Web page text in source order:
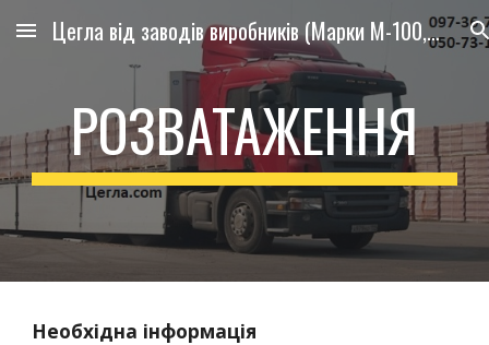
Skip to main content Skip to navigation
Цегла від заводів виробників (Марки М-100, М-125))
РОЗВАТАЖЕННЯ
Необхідна інформація